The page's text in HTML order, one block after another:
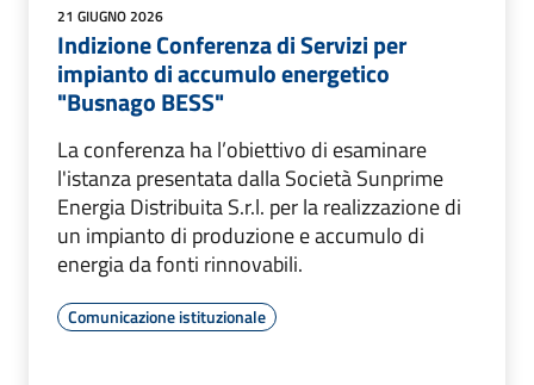
21 GIUGNO 2026
Indizione Conferenza di Servizi per
impianto di accumulo energetico
"Busnago BESS"
La conferenza ha l’obiettivo di esaminare
l'istanza presentata dalla Società Sunprime
Energia Distribuita S.r.l. per la realizzazione di
un impianto di produzione e accumulo di
energia da fonti rinnovabili.
Comunicazione istituzionale